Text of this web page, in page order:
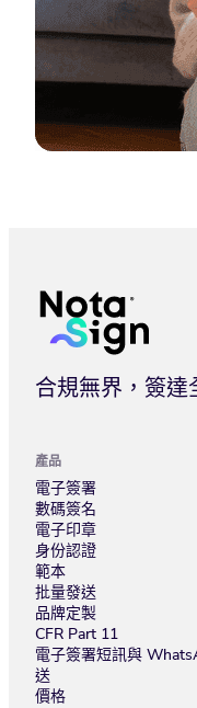
合規無界，簽達
產品
電子簽署
數碼簽名
電子印章
身份認證
範本
批量發送
品牌定製
CFR Part 11
電子簽署短訊與
送
價格